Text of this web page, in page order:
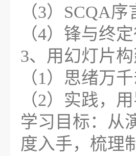
（3）SCQA
（4）锋与终
3、用幻灯片
（1）思绪万
（2）实践，
学习目标：从
度入手，梳理